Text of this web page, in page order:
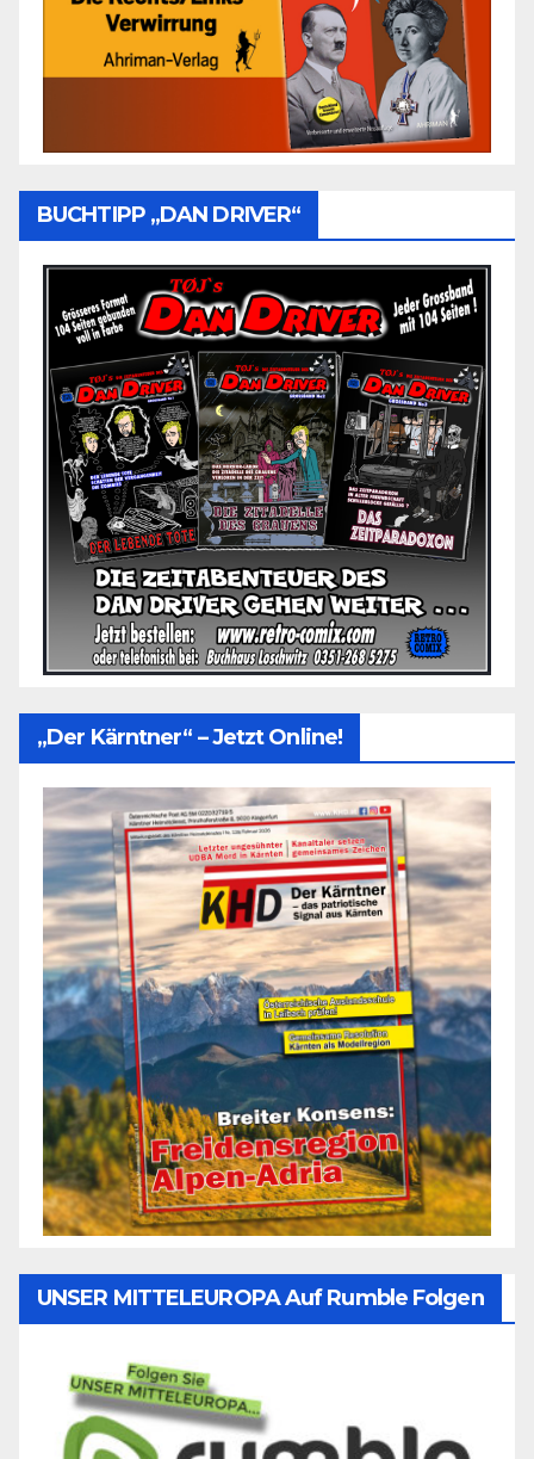
BUCHTIPP „DAN DRIVER“
„Der Kärntner“ – Jetzt Online!
UNSER MITTELEUROPA Auf Rumble Folgen